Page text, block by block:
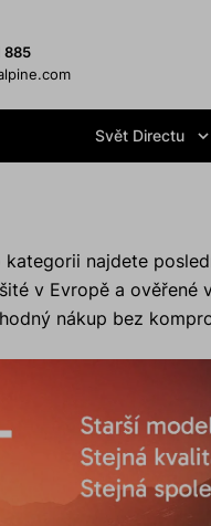
885
Svět Directu
najdete
v Evropě a ověřené
nákup bez